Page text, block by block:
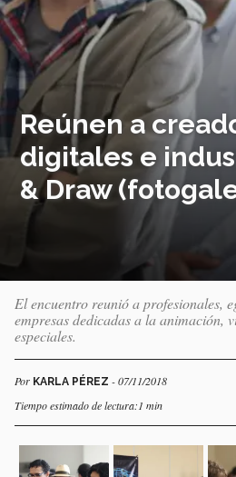
Reúnen a
digitales e
& Draw
El encuentro reunió a profesionales,
empresas dedicadas a la animación,
especiales.
Por KARLA PÉREZ - 07/11/2018
Tiempo estimado de lectura:1 min